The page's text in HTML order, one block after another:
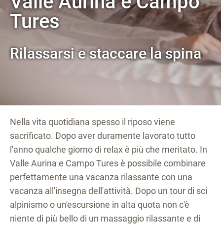
Tures
Rilassarsi e staccare la spina
Nella vita quotidiana spesso il riposo viene
sacrificato. Dopo aver duramente lavorato tutto
l'anno qualche giorno di relax è più che meritato. In
Valle Aurina e Campo Tures è possibile combinare
perfettamente una vacanza rilassante con una
vacanza all'insegna dell'attività. Dopo un tour di sci
alpinismo o un'escursione in alta quota non c'è
niente di più bello di un massaggio rilassante e di